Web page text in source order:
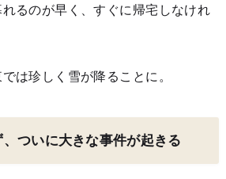
るのが早く、すぐに帰宅しなけれ
は珍しく雪が降ることに。
ついに大きな事件が起きる